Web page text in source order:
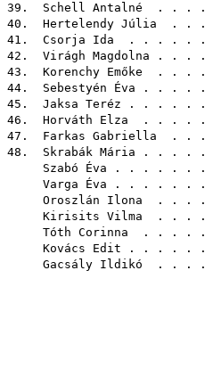
Schell Antalné . . .
Hertelendy Júlia . .
Csorja Ida . . . . .
Virágh Magdolna . . .
Korenchy Emőke . . .
Sebestyén Éva . . . .
Jaksa Teréz . . . . .
Horváth Elza . . . .
Farkas Gabriella . .
Skrabák Mária . . . .
Szabó Éva . . . . . .
Varga Éva . . . . . .
Oroszlán Ilona . . .
Kirisits Vilma . . .
Tóth Corinna . . . .
Kovács Edit . . . . .
Gacsály Ildikó . . .